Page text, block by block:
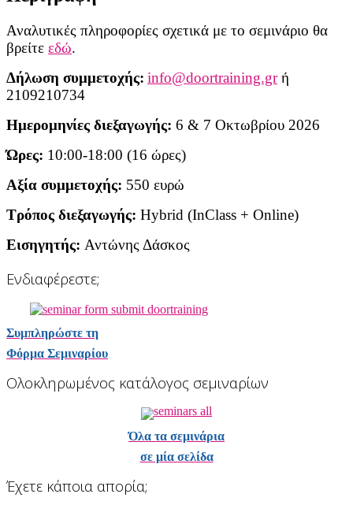
Αναλυτικές πληροφορίες σχετικά με το σεμινάριο θα
βρείτε εδώ.
Δήλωση συμμετοχής: info@doortraining.grή
2109210734
Ημερομηνίες διεξαγωγής: 6 & 7 Οκτωβρίου 2026
Ώρες: 10:00-18:00 (16 ώρες)
Αξία συμμετοχής: 550 ευρώ
Τρόπος διεξαγωγής: Hybrid (InClass + Online)
Εισηγητής: Αντώνης Δάσκος
Ενδιαφέρεστε;
Συμπληρώστε τη
Φόρμα Σεμιναρίου
Ολοκληρωμένος κατάλογος σεμιναρίων
Όλα τα σεμινάρια
σε μία σελίδα
Έχετε κάποια απορία;